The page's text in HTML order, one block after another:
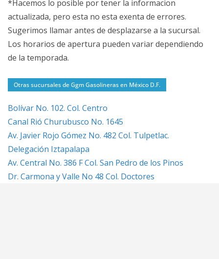
*Hacemos lo posible por tener la informacion
actualizada, pero esta no esta exenta de errores.
Sugerimos llamar antes de desplazarse a la sucursal.
Los horarios de apertura pueden variar dependiendo
de la temporada.
Otras sucursales de Ggm Gasolineras en México D.F.
Bolívar No. 102. Col. Centro
Canal Rió Churubusco No. 1645
Av. Javier Rojo Gómez No. 482 Col. Tulpetlac.
Delegación Iztapalapa
Av. Central No. 386 F Col. San Pedro de los Pinos
Dr. Carmona y Valle No 48 Col. Doctores